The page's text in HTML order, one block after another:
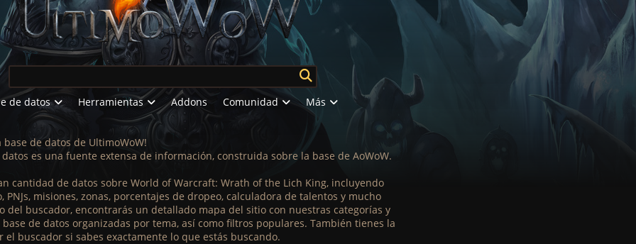
de datos Herramientas Addons Comunidad Más
base de datos de UltimoWoW!
es una fuente extensa de información, construida sobre la base de AoWoW.
cantidad de datos sobre World of Warcraft: Wrath of the Lich King, incluyendo
PNJs, misiones, zonas, porcentajes de dropeo, calculadora de talentos y mucho
del buscador, encontrarás un detallado mapa del sitio con nuestras categorías y
de datos organizadas por tema, así como filtros populares. También tienes la
buscador si sabes exactamente lo que estás buscando.